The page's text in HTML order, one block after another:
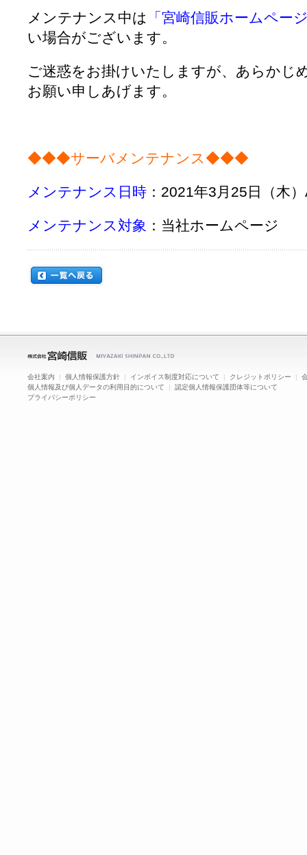
メンテナンス中は 「宮崎信販ホームペー
い場合がございます。
ご迷惑をお掛けいたしますが、あらかじ
お願い申しあげます。
◆◆◆サーバメンテナンス◆◆◆
メンテナンス日時 ：2021年3月25日（木
メンテナンス対象 ：当社ホームページ
会社案内 | 個人情報保護方針 | インボイス制度対応について | クレジットポリシー |
個人情報及び個人データの利用目的について | 認定個人情報保護団体等について
プライバシーポリシー